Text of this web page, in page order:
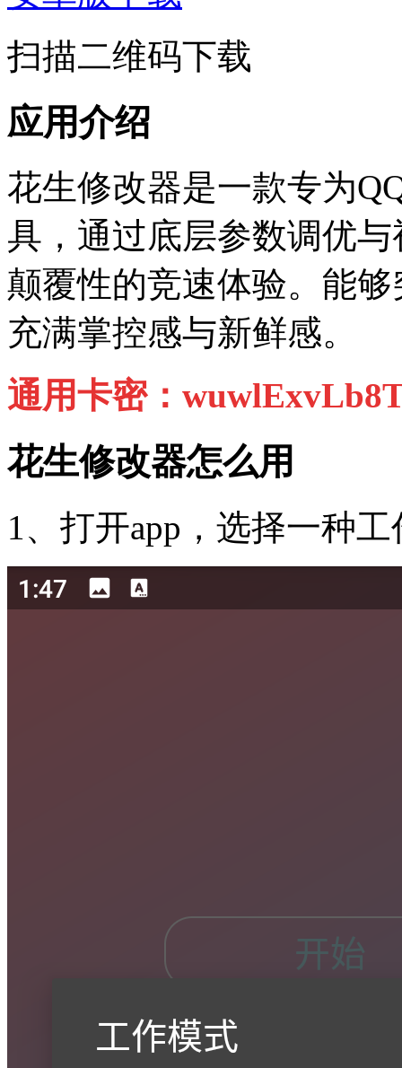
扫描二维码下载
应用介绍
花生修改器是一款专为
具，通过底层参数调优
颠覆性的竞速体验。能
充满掌控感与新鲜感。
通用卡密‌：
花生修改器怎么用
1、打开app，选择一种